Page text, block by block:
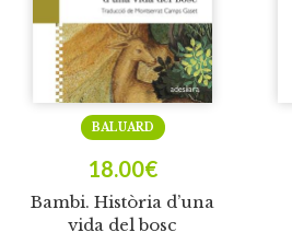
Bambi. Història d’una
vida del bosc
BALUARD
18.00€